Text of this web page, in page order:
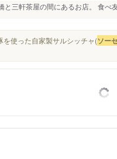
と三軒茶屋の間にあるお店。 食べ
を使った自家製サルシッチャ(ソー